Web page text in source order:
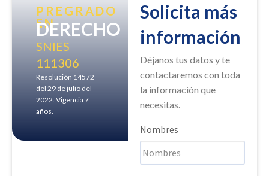
PREGRADO
EN
DERECHO
SNIES
111306
Resolución 14572
del 29 de julio del
2022. Vigencia 7
años.
Solicita más
información
Déjanos tus datos y te
contactaremos con toda
la información que
necesitas.
Nombres